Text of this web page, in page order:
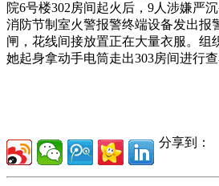
院6号楼302房间起火后，9人涉嫌严
消防节制室火警报警终端设备发出报
闸，花线间接放置正在大量衣服。组
她起身拿动手电筒走出303房间进行
分享到：